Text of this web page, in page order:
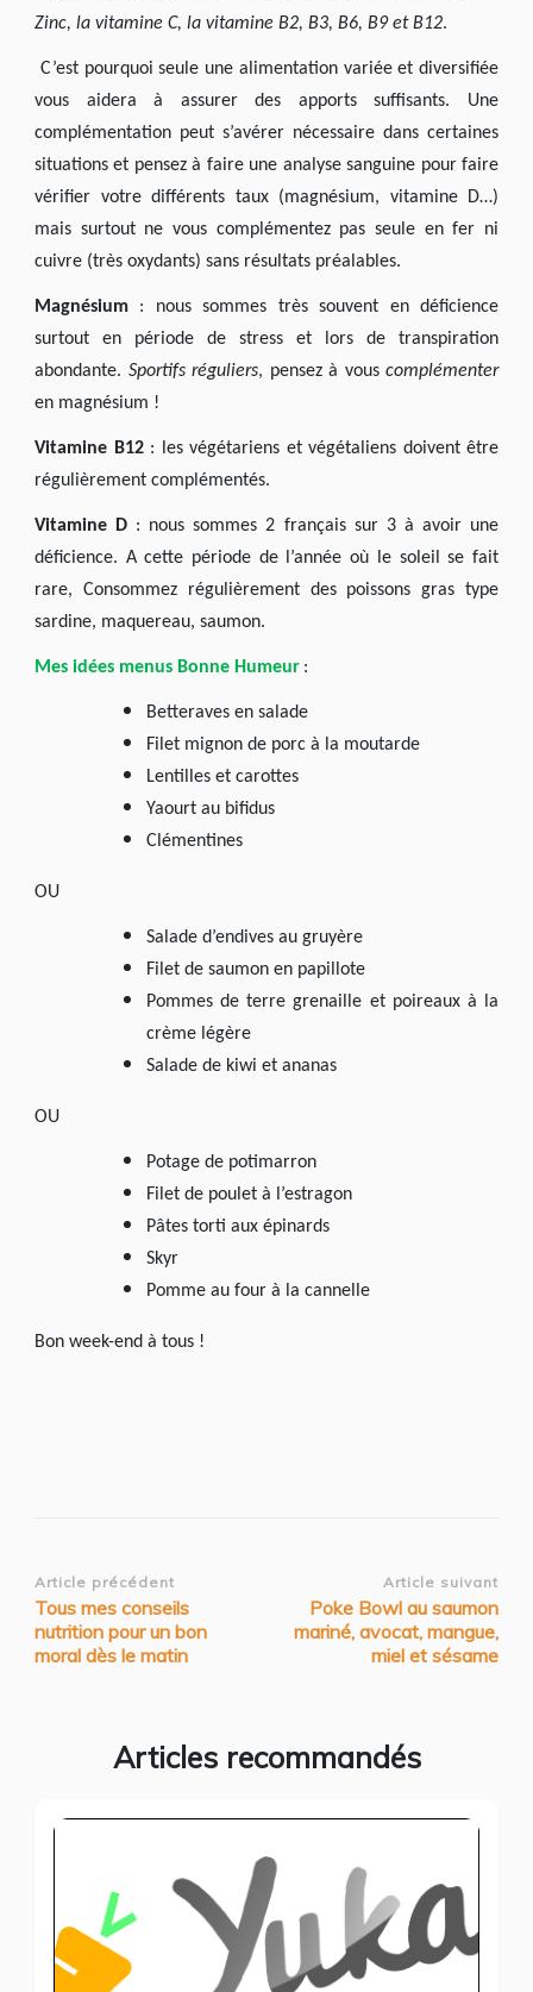
Zinc, la vitamine C, la vitamine B2, B3, B6, B9 et B12.
C’est pourquoi seule une alimentation variée et diversifiée
vous aidera à assurer des apports suffisants. Une
complémentation peut s’avérer nécessaire dans certaines
situations et pensez à faire une analyse sanguine pour faire
vérifier votre différents taux (magnésium, vitamine D…)
mais surtout ne vous complémentez pas seule en fer ni
cuivre (très oxydants) sans résultats préalables.
Magnésium : nous sommes très souvent en déficience
surtout en période de stress et lors de transpiration
abondante. Sportifs réguliers, pensez à vous complémenter
en magnésium !
Vitamine B12: les végétariens et végétaliens doivent être
régulièrement complémentés.
Vitamine D : nous sommes 2 français sur 3 à avoir une
déficience. A cette période de l’année où le soleil se fait
rare, Consommez régulièrement des poissons gras type
sardine, maquereau, saumon.
Mes idées menus Bonne Humeur :
Betteraves en salade
Filet mignon de porc à la moutarde
Lentilles et carottes
Yaourt au bifidus
Clémentines
OU
Salade d’endives au gruyère
Filet de saumon en papillote
Pommes de terre grenaille et poireaux à la
crème légère
Salade de kiwi et ananas
OU
Potage de potimarron
Filet de poulet à l’estragon
Pâtes torti aux épinards
Skyr
Pomme au four à la cannelle
Bon week-end à tous !
Navigation
d’article
Article précédent
Tous mes conseils
nutrition pour un bon
moral dès le matin
Article suivant
Poke Bowl au saumon
mariné, avocat, mangue,
miel et sésame
Articles recommandés